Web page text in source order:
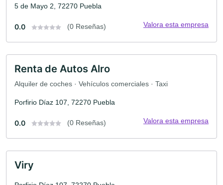
5 de Mayo 2, 72270 Puebla
0.0 (0 Reseñas) Valora esta empresa
Renta de Autos Alro
Alquiler de coches · Vehículos comerciales · Taxi
Porfirio Díaz 107, 72270 Puebla
0.0 (0 Reseñas) Valora esta empresa
Viry